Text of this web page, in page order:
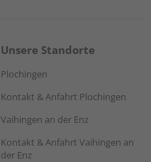
Unsere Standorte
Plochingen
Kontakt & Anfahrt Plochingen
Vaihingen an der Enz
Kontakt & Anfahrt Vaihingen an
der Enz